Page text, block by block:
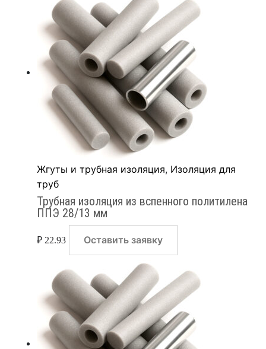
Жгуты и трубная изоляция, Изоляция для
труб
Трубная изоляция из вспенного политилена
ППЭ 28/13 мм
₽ 22.93 Оставить заявку